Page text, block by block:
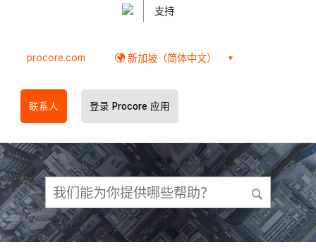
支持
procore.com 新加坡（简体中文）
联系人 登录 Procore 应用